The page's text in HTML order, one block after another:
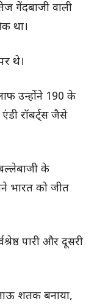
गेंदबाजी वाली
था।
थे।
उन्होंने 190 के
रॉबर्ट्स जैसे
के
भारत को जीत
पारी और दूसरी
शतक बनाया,